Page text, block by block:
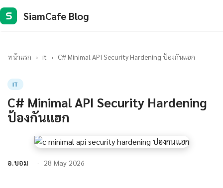
S SiamCafe Blog
หน้าแรก › it › C# Minimal API Security Hardening ป้องกันแฮก
IT
C# Minimal API Security Hardening
ป้องกันแฮก
อ.บอม 28 May 2026